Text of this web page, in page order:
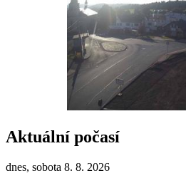
Aktuální počasí
dnes, sobota 8. 8. 2026